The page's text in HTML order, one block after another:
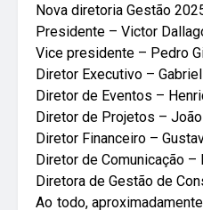
Nova diretoria Gestão
Presidente – Victor
Vice presidente – Pedro
Diretor Executivo –
Diretor de Eventos –
Diretor de Projetos –
Diretor Financeiro –
Diretor de Comunicação –
Diretora de Gestão de
Ao todo,